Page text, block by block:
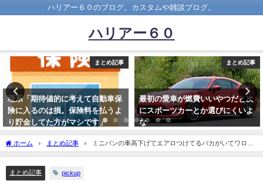
ハリアー６０のブログ。カスタムや雑談ブログ。
ハリアー６０
車保
うよ
まとめ記事
最初の愛車が燃費いいやつだと次
にスポーツカーとか選びにくいよ
な
都内の駐車場事情！ 駐車
済ませる裏ワザも紹介
2022-10-19
ホーム まとめ記事
ミニバンの車高下げてエアロつけてるバカがいてワロタ
w
まとめ記事 pickup